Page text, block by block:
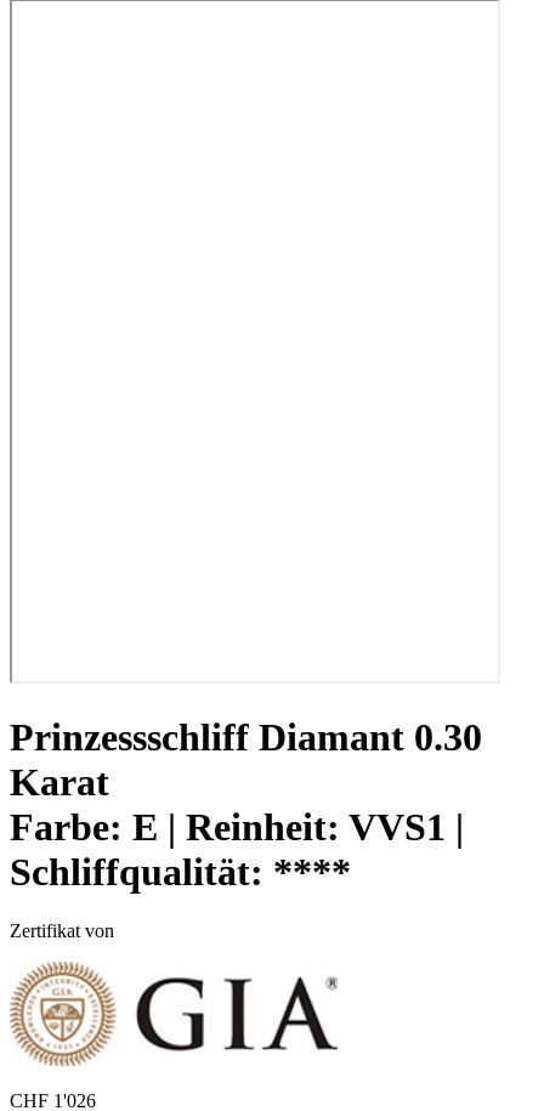
Prinzessschliff Diamant 0.30
Karat
Farbe: E | Reinheit: VVS1 |
Schliffqualität: ****
Zertifikat von
CHF 1'026